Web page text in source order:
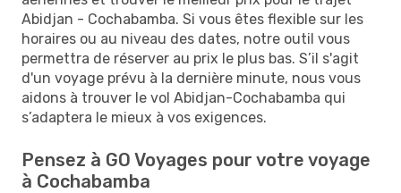
Abidjan - Cochabamba. Si vous êtes flexible sur les
horaires ou au niveau des dates, notre outil vous
permettra de réserver au prix le plus bas. S’il s'agit
d'un voyage prévu à la dernière minute, nous vous
aidons à trouver le vol Abidjan-Cochabamba qui
s’adaptera le mieux à vos exigences.
Pensez à GO Voyages pour votre voyage
à Cochabamba